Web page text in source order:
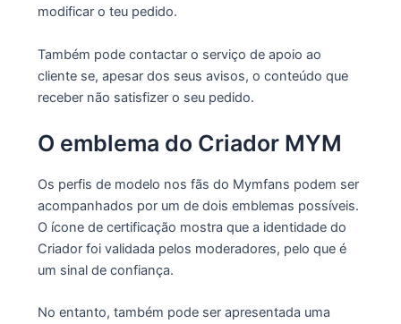
modificar o teu pedido.
Também pode contactar o serviço de apoio ao
cliente se, apesar dos seus avisos, o conteúdo que
receber não satisfizer o seu pedido.
O emblema do Criador MYM
Os perfis de modelo nos fãs do Mymfans podem ser
acompanhados por um de dois emblemas possíveis.
O ícone de certificação mostra que a identidade do
Criador foi validada pelos moderadores, pelo que é
um sinal de confiança.
No entanto, também pode ser apresentada uma